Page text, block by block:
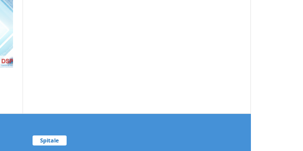
Spitale